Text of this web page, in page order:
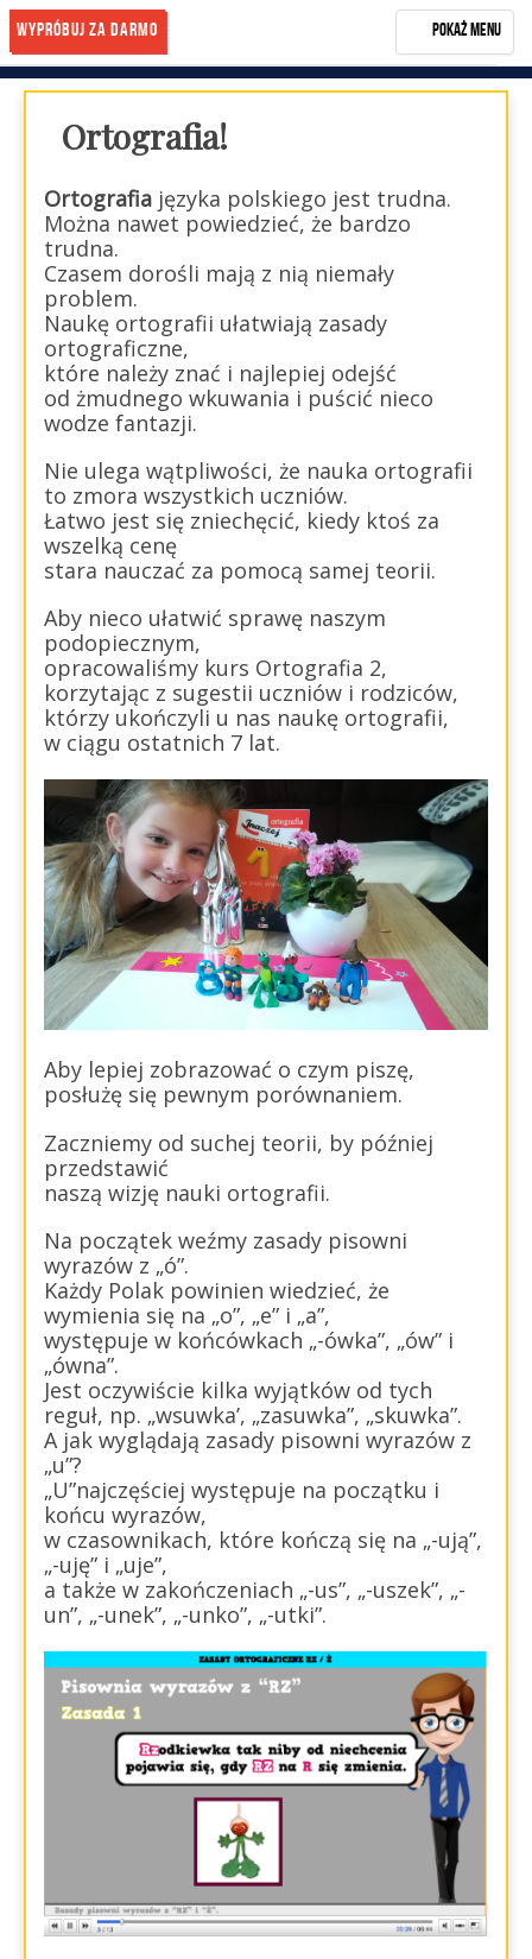
Pokaż menu
Wypróbuj za darmo
Start
NASZA METODA
OPINIE
BLOG
KONTAKT
KUP KURS
Zarejestruj się
Rozwiń menu
Ortografia!
Ortografia języka polskiego jest trudna.
Można nawet powiedzieć, że bardzo
trudna.
Czasem dorośli mają z nią niemały
problem.
Naukę ortografii ułatwiają zasady
ortograficzne,
które należy znać i najlepiej odejść
od żmudnego wkuwania i puścić nieco
wodze fantazji.
Nie ulega wątpliwości, że nauka ortografii
to zmora wszystkich uczniów.
Łatwo jest się zniechęcić, kiedy ktoś za
wszelką cenę
stara nauczać za pomocą samej teorii.
Aby nieco ułatwić sprawę naszym
podopiecznym,
opracowaliśmy kurs Ortografia 2,
korzytając z sugestii uczniów i rodziców,
którzy ukończyli u nas naukę ortografii,
w ciągu ostatnich 7 lat.
Aby lepiej zobrazować o czym piszę,
posłużę się pewnym porównaniem.
Zaczniemy od suchej teorii, by później
przedstawić
naszą wizję nauki ortografii.
Na początek weźmy zasady pisowni
wyrazów z „ó”.
Każdy Polak powinien wiedzieć, że
wymienia się na „o”, „e” i „a”,
występuje w końcówkach „-ówka”, „ów” i
„ówna”.
Jest oczywiście kilka wyjątków od tych
reguł, np. „wsuwka’, „zasuwka”, „skuwka”.
A jak wyglądają zasady pisowni wyrazów z
„u”?
„U”najczęściej występuje na początku i
końcu wyrazów,
w czasownikach, które kończą się na „-ują”,
„-uję” i „uje”,
a także w zakończeniach „-us”, „-uszek”, „-
un”, „-unek”, „-unko”, „-utki”.